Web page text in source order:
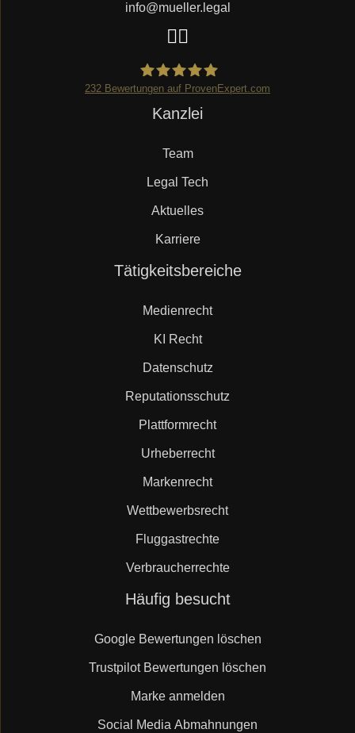
info@mueller.legal
Mueller.legal
232 Bewertungen auf ProvenExpert.com
Kanzlei
Team
Legal Tech
Aktuelles
Karriere
Tätigkeitsbereiche
Medienrecht
KI Recht
Datenschutz
Reputationsschutz
Plattformrecht
Urheberrecht
Markenrecht
Wettbewerbsrecht
Fluggastrechte
Verbraucherrechte
Häufig besucht
Google Bewertungen löschen
Trustpilot Bewertungen löschen
Marke anmelden
Social Media Abmahnungen